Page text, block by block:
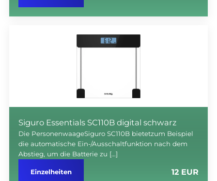
Siguro Essentials SC110B digital schwarz
Die PersonenwaageSiguro SC110B bietetzum Beispiel
die automatische Ein-/Ausschaltfunktion nach dem
Abstieg, um die Batterie zu […]
Einzelheiten 12 EUR